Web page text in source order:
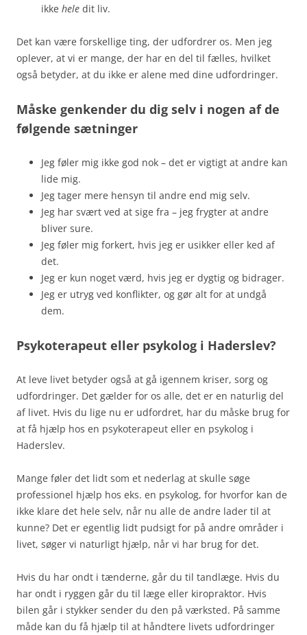
ikke hele dit liv.
Det kan være forskellige ting, der udfordrer os. Men jeg
oplever, at vi er mange, der har en del til fælles, hvilket
også betyder, at du ikke er alene med dine udfordringer.
Måske genkender du dig selv i nogen af de
følgende sætninger
Jeg føler mig ikke god nok – det er vigtigt at andre kan
lide mig.
Jeg tager mere hensyn til andre end mig selv.
Jeg har svært ved at sige fra – jeg frygter at andre
bliver sure.
Jeg føler mig forkert, hvis jeg er usikker eller ked af
det.
Jeg er kun noget værd, hvis jeg er dygtig og bidrager.
Jeg er utryg ved konflikter, og gør alt for at undgå
dem.
Psykoterapeut eller psykolog i Haderslev?
At leve livet betyder også at gå igennem kriser, sorg og
udfordringer. Det gælder for os alle, det er en naturlig del
af livet. Hvis du lige nu er udfordret, har du måske brug for
at få hjælp hos en psykoterapeut eller en psykolog i
Haderslev.
Mange føler det lidt som et nederlag at skulle søge
professionel hjælp hos eks. en psykolog, for hvorfor kan de
ikke klare det hele selv, når nu alle de andre lader til at
kunne? Det er egentlig lidt pudsigt for på andre områder i
livet, søger vi naturligt hjælp, når vi har brug for det.
Hvis du har ondt i tænderne, går du til tandlæge. Hvis du
har ondt i ryggen går du til læge eller kiropraktor. Hvis
bilen går i stykker sender du den på værksted. På samme
måde kan du få hjælp til at håndtere livets udfordringer